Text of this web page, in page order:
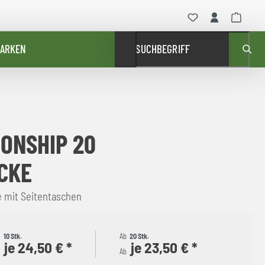
SUCHBEGRIFF
20
mit Seitentaschen
10 Stk.
je 24,50 € *
Ab 20 Stk.
Ab je 23,50 € *